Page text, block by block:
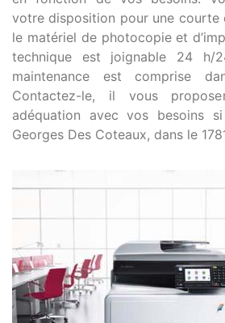
votre disposition pour une courte
le matériel de photocopie et
technique est joignable 24 h/
maintenance est comprise
Contactez-le, il vous
adéquation avec vos besoins
Georges Des Coteaux, dans le